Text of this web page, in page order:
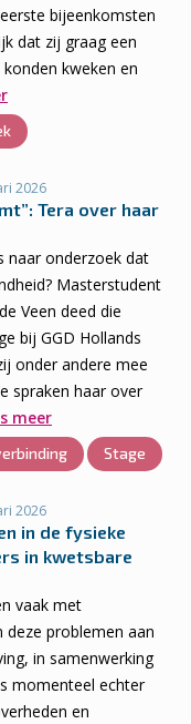
bijeenkomsten
dat zij graag een
kweken en
2026
Tera over haar
naar onderzoek dat
Masterstudent
Veen deed die
bij GGD Hollands
onder andere mee
spraken haar over
meer
Stage
2026
in de fysieke
in kwetsbare
vaak met
deze problemen aan
in samenwerking
momenteel echter
en